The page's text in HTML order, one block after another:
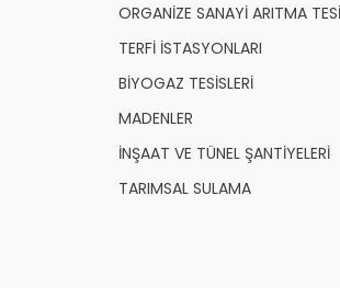
ORGANİZE SANAYİ ARITMA
TERFİ İSTASYONLARI
BİYOGAZ TESİSLERİ
MADENLER
İNŞAAT VE TÜNEL ŞANTİYELERİ
TARIMSAL SULAMA